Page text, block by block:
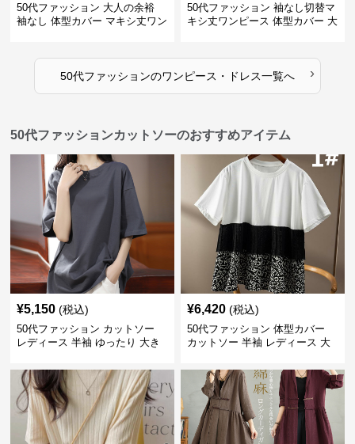
50代ファッション 大人の余裕
袖なし 体型カバー マキシ丈ワン
50代ファッション 袖なし切替マ
キシ丈ワンピース 体型カバー 大
50代ファッションのワンピース・ドレス一覧へ ›
50代ファッションカットソーのおすすめアイテム
¥5,150 (税込)
50代ファッション カットソー
レディース 半袖 ゆったり 大き
¥6,420 (税込)
50代ファッション 体型カバー
カットソー 半袖 レディース 大